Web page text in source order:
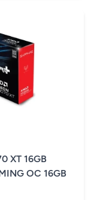
XT 16GB
OC 16GB